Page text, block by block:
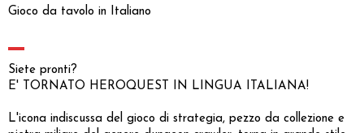
Gioco da tavolo in Italiano
Siete pronti?
E' TORNATO HEROQUEST IN LINGUA ITALIANA!
L'icona indiscussa del gioco di strategia, pezzo da collezione e